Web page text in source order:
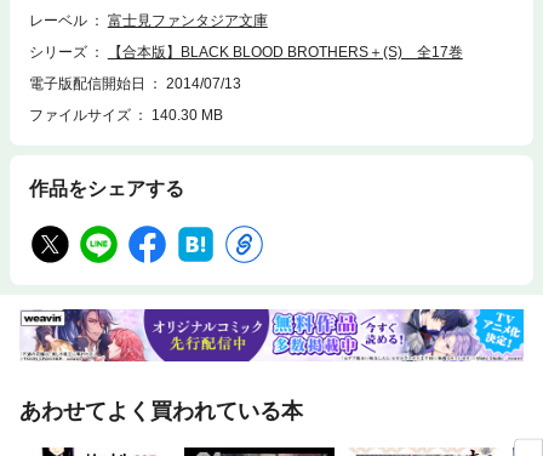
レーベル
富士見ファンタジア文庫
シリーズ
【合本版】BLACK BLOOD BROTHERS＋(S) 全17巻
電子版配信開始日
2014/07/13
ファイルサイズ
140.30 MB
作品をシェアする
あわせてよく買われている本